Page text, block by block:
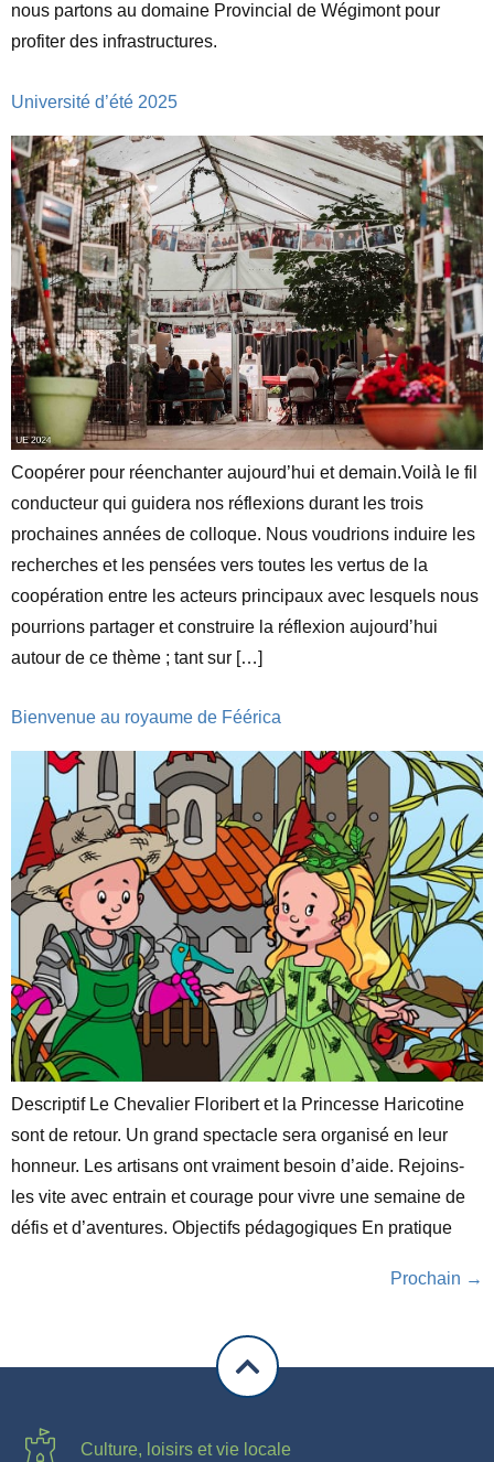
nous partons au domaine Provincial de Wégimont pour
profiter des infrastructures.
Université d’été 2025
Coopérer pour réenchanter aujourd’hui et demain.Voilà le fil
conducteur qui guidera nos réflexions durant les trois
prochaines années de colloque. Nous voudrions induire les
recherches et les pensées vers toutes les vertus de la
coopération entre les acteurs principaux avec lesquels nous
pourrions partager et construire la réflexion aujourd’hui
autour de ce thème ; tant sur […]
Bienvenue au royaume de Féérica
Descriptif Le Chevalier Floribert et la Princesse Haricotine
sont de retour. Un grand spectacle sera organisé en leur
honneur. Les artisans ont vraiment besoin d’aide. Rejoins-
les vite avec entrain et courage pour vivre une semaine de
défis et d’aventures. Objectifs pédagogiques En pratique
Prochain →
Culture, loisirs et vie locale